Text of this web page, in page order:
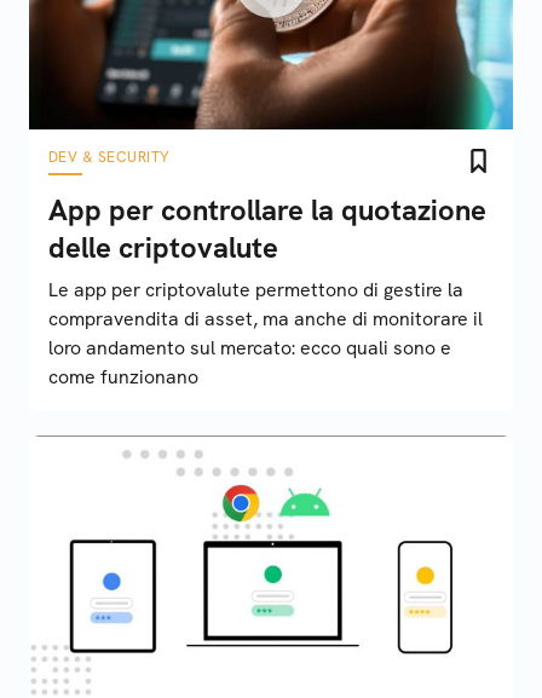
DEV & SECURITY
App per controllare la quotazione
delle criptovalute
Le app per criptovalute permettono di gestire la
compravendita di asset, ma anche di monitorare il
loro andamento sul mercato: ecco quali sono e
come funzionano